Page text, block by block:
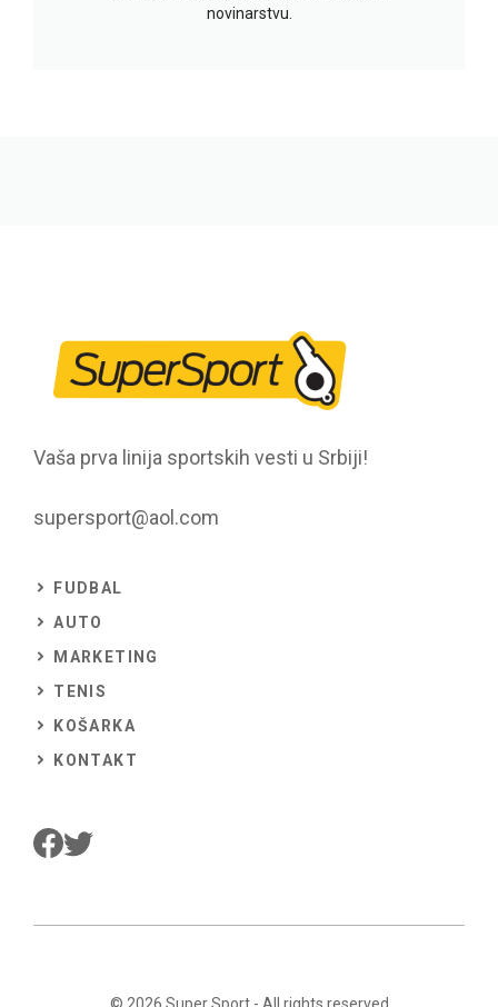
novinarstvu.
Vaša prva linija sportskih vesti u Srbiji!
supersport@aol.com
FUDBAL
AUTO
MARKETING
TENIS
KOŠARKA
KONTAKT
© 2026 Super Sport- All rights reserved